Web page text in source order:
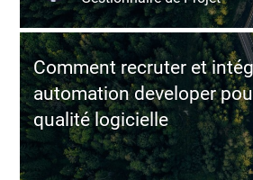
Comment recruter et
automation developer
qualité logicielle